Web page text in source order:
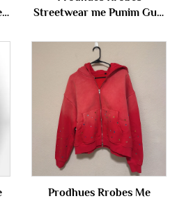
Streetwear me Punim Guri
Dizajn për Meshkuj
Prodhues Rrobes Me